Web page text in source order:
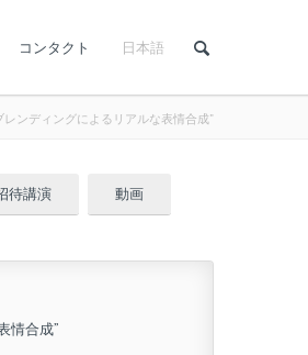
コンタクト 日本語
ンディングによるリアルな表情合成”
待講演 動画
情合成”